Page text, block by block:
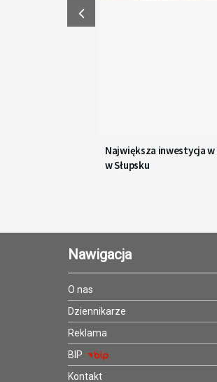
Największa inwestycja
w Słupsku
Nawigacja
O nas
Dziennikarze
Reklama
BIP
Kontakt